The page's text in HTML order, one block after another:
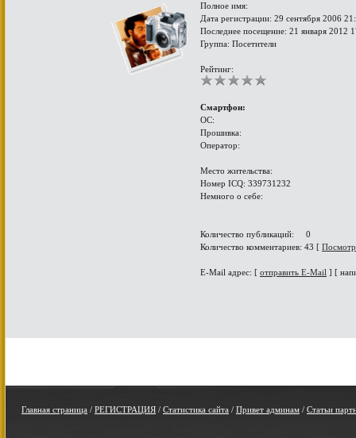
Полное имя:
Дата регистрации: 29 сентября 2006
Последнее посещение: 21 января 2012
Группа: Посетители
Рейтинг:
Смартфон:
ОС:
Прошивка:
Оператор:
Место жительства:
Номер ICQ: 339731232
Немного о себе:
Количество публикаций: 0
Количество комментариев: 43 [
E-Mail адрес: [ отправить E-Mail ] [
Главная страница / РЕГИСТРАЦИЯ / Статистика сайта / Привет админам / Статьи